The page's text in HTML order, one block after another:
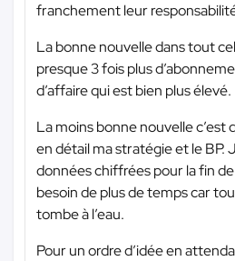
franchement leur
La bonne nouvelle dans tout
presque 3 fois plus
d’affaire qui est bien plus élevé.
La moins bonne nouvelle c’est
en détail ma stratégie et le BP.
données chiffrées pour la fin de
besoin de plus de temps car
tombe à l’eau.
Pour un ordre d’idée en